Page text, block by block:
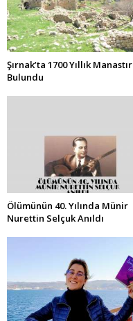
Şırnak’ta 1700 Yıllık Manastır
Bulundu
Ölümünün 40. Yılında Münir
Nurettin Selçuk Anıldı